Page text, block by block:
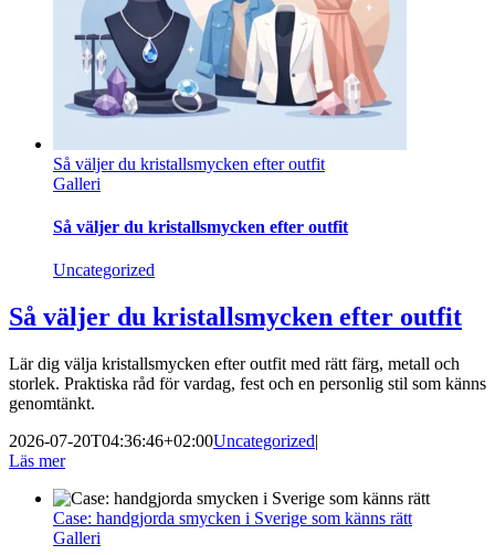
Så väljer du kristallsmycken efter outfit
Galleri
Så väljer du kristallsmycken efter outfit
Uncategorized
Så väljer du kristallsmycken efter outfit
Lär dig välja kristallsmycken efter outfit med rätt färg, metall och
storlek. Praktiska råd för vardag, fest och en personlig stil som känns
genomtänkt.
2026-07-20T04:36:46+02:00Uncategorized|
Läs mer
Case: handgjorda smycken i Sverige som känns rätt
Galleri